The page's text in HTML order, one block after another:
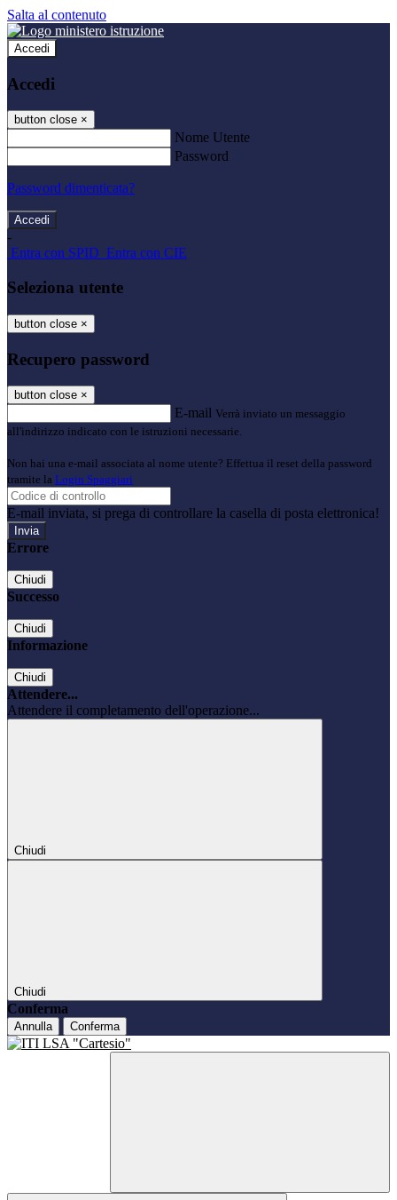
Salta al contenuto
Accedi
Accedi
button close ×
Nome Utente
Password
Password dimenticata?
-
Entra con SPID Entra con CIE
Seleziona utente
button close ×
Recupero password
button close ×
E-mail Verrà inviato un messaggio
all'indirizzo indicato con le istruzioni necessarie.
Non hai una e-mail associata al nome utente? Effettua il reset della password
tramite la Login Spaggiari
E-mail inviata, si prega di controllare la casella di posta elettronica!
Errore
Chiudi
Successo
Chiudi
Informazione
Chiudi
Attendere...
Attendere il completamento dell'operazione...
Chiudi
Chiudi
Conferma
Annulla Conferma